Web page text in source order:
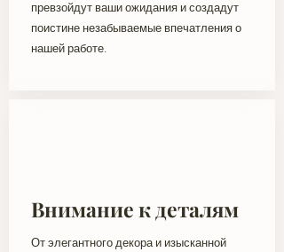
превзойдут ваши ожидания и создадут
поистине незабываемые впечатления о
нашей работе.
Внимание к деталям
От элегантного декора и изысканной